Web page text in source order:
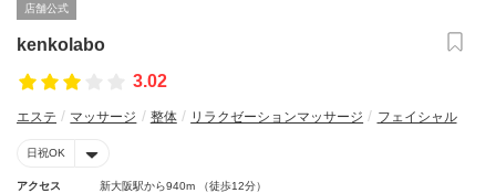
店舗公式
kenkolabo
3.02
エステ マッサージ 整体 リラクゼーションマッサージ フェイシャル
日祝OK
アクセス
新大阪駅から940m （徒歩12分）